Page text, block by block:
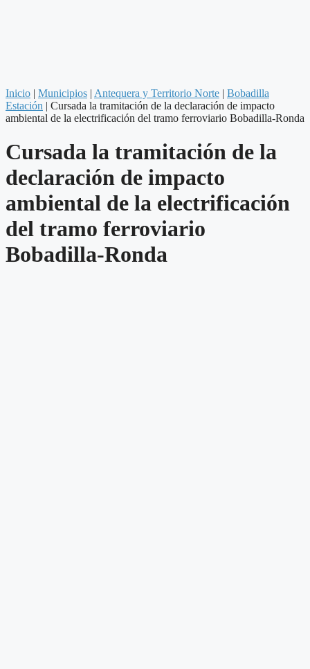
Inicio | Municipios | Antequera y Territorio Norte | Bobadilla
Estación | Cursada la tramitación de la declaración de impacto
ambiental de la electrificación del tramo ferroviario Bobadilla-Ronda
Cursada la tramitación de la
declaración de impacto
ambiental de la electrificación
del tramo ferroviario
Bobadilla-Ronda